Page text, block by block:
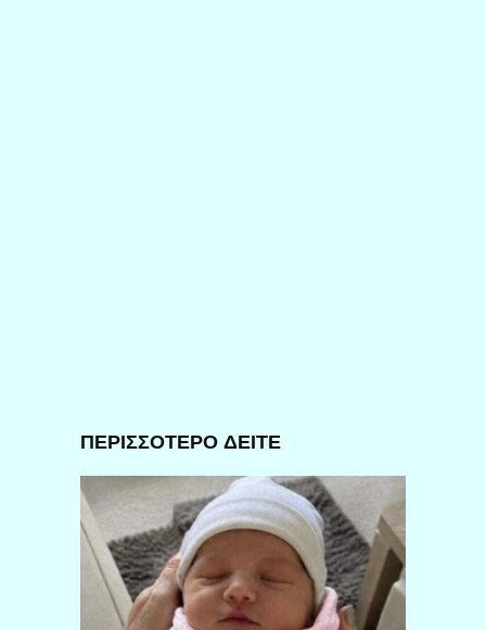
ΠΕΡΙΣΣΟΤΕΡΟ ΔΕΙΤΕ